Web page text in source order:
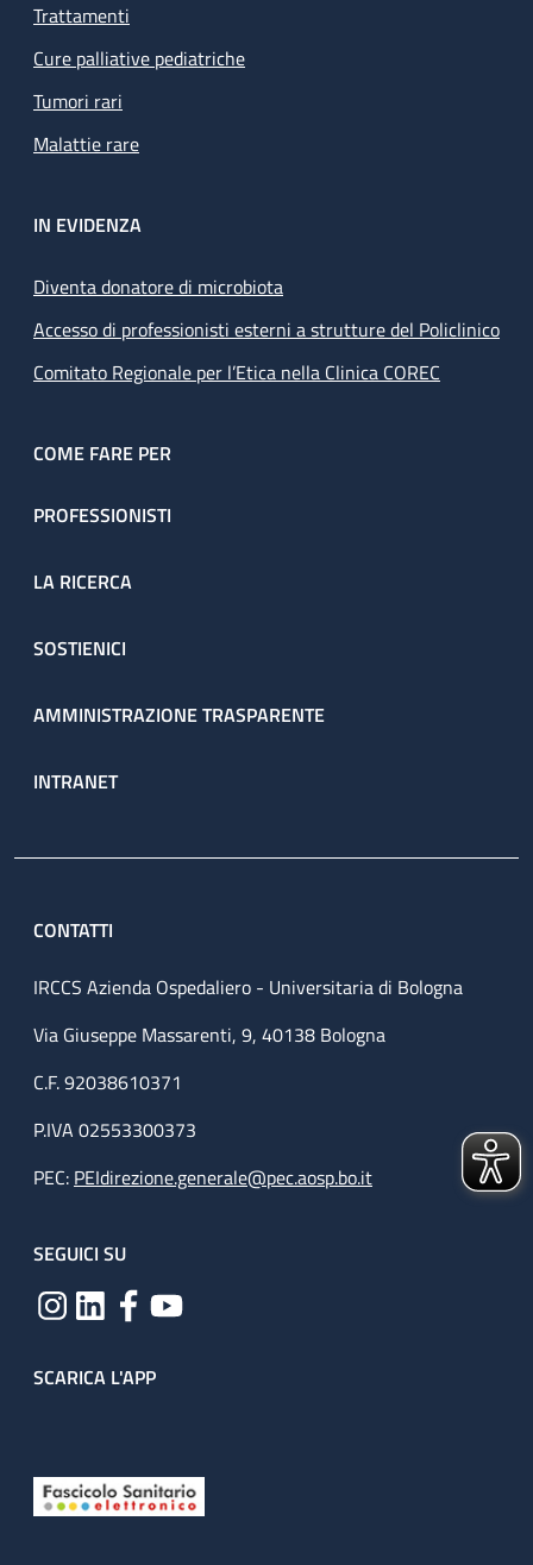
Trattamenti
Cure palliative pediatriche
Tumori rari
Malattie rare
IN EVIDENZA
Diventa donatore di microbiota
Accesso di professionisti esterni a strutture del Policlinico
Comitato Regionale per l’Etica nella Clinica COREC
COME FARE PER
PROFESSIONISTI
LA RICERCA
SOSTIENICI
AMMINISTRAZIONE TRASPARENTE
INTRANET
CONTATTI
IRCCS Azienda Ospedaliero - Universitaria di Bologna
Via Giuseppe Massarenti, 9, 40138 Bologna
C.F. 92038610371
P.IVA 02553300373
PEC: PEIdirezione.generale@pec.aosp.bo.it
SEGUICI SU
SCARICA L'APP